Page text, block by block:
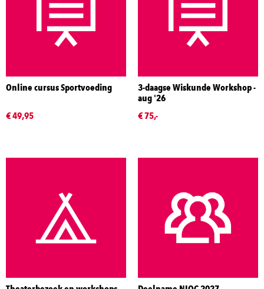
Online cursus Sportvoeding
€ 49,95
3-daagse Wiskunde Workshop -
aug '26
€ 75,-